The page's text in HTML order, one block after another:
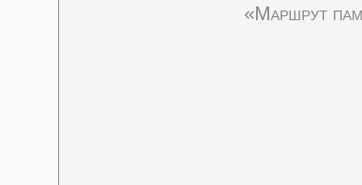
«Маршрут